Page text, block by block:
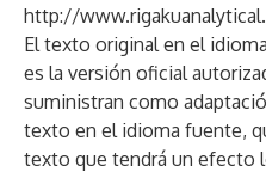
http://
El texto original en el
es la versión oficial
suministran como
texto en el idioma fuente,
texto que tendrá un efecto